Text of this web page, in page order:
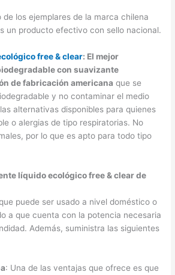
de los ejemplares de la marca chilena
un producto efectivo con sello nacional.
free & clear: El mejor
con suavizante
de fabricación americana que se
y no contaminar el medio
alternativas disponibles para quienes
o alergias de tipo respiratorias. No
por lo que es apto para todo tipo
líquido ecológico free & clear de
puede ser usado a nivel doméstico o
a que cuenta con la potencia necesaria
Además, suministra las siguientes
: Una de las ventajas que ofrece es que